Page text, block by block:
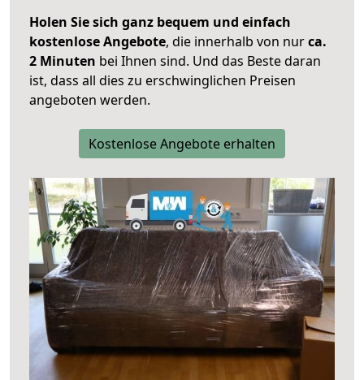
Holen Sie sich ganz bequem und einfach
kostenlose Angebote, die innerhalb von nurca.
2 Minuten bei Ihnen sind. Und das Beste daran
ist, dass all dies zu erschwinglichen Preisen
angeboten werden.
Kostenlose Angebote erhalten